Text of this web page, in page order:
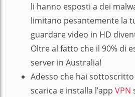
li hanno esposti a dei
limitano pesantemente la
guardare video in HD
Oltre al fatto che il 90% di
server in Australia!
Adesso che hai
scarica e installa l’app VPN